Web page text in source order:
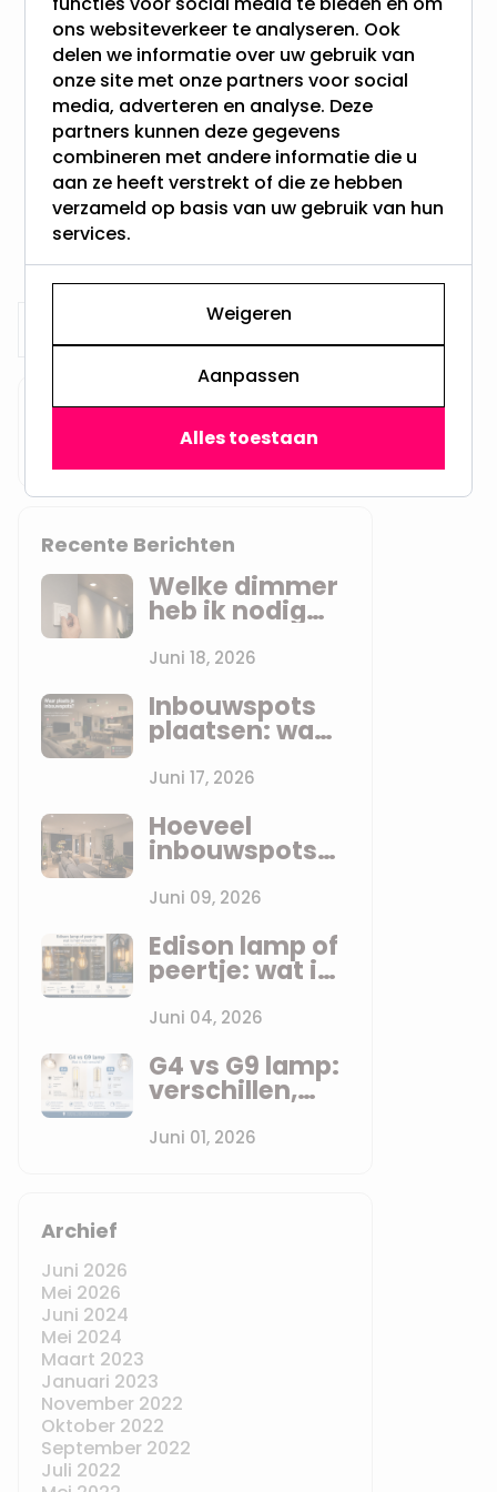
waard. Hier komen we later in dit
artikel op terug!
schakelen naar LED verlichting!
De LED-lamp heeft zich de
afgelopen jaren enorm
ontwikkeld en is eindelijk zover
dat het zich een waardige
vervanger mag noemen van de
traditionele gloeilamp.
Probleem is echter dat er
variatie
Voordelen LED Verlichting
Search
Categorieën
Recente Berichten
Welke dimmer
heb ik nodig
inbouwspots?
jargon
Juni 18, 2026
Inbouwspots
plaatsen: waar
zet je ze? De
praktijkregels
Juni 17, 2026
Hoeveel
inbouwspots
heb ik nodig?
De vuistregel
niet vertellen
Juni 09, 2026
Edison lamp of
peertje: wat is
het verschil?
Juni 04, 2026
G4 vs G9 lamp:
verschillen,
fitting en LED
vervanging
Juni 01, 2026
Archief
Juni 2026
Mei 2026
Juni 2024
Mei 2024
Maart 2023
Januari 2023
November 2022
Oktober 2022
September 2022
Juli 2022
ons websiteverkeer te analyseren. Ook
delen we informatie over uw gebruik van
onze site met onze partners voor social
media, adverteren en analyse. Deze
partners kunnen deze gegevens
combineren met andere informatie die u
aan ze heeft verstrekt of die ze hebben
verzameld op basis van uw gebruik van hun
services.
Weigeren
Aanpassen
Alles toestaan